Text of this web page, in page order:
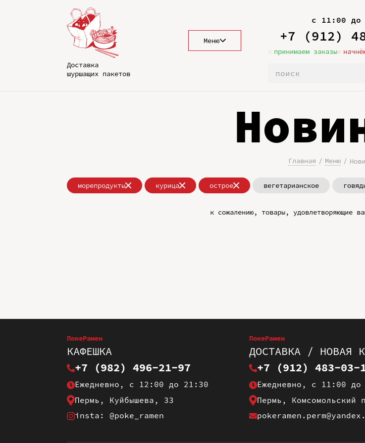
Доставка
шуршащих пакетов
Меню
с 11:00 до
+7 (912)
принимаем заказы
Главная Меню
морепродукты курица острое вегетарианское
к сожалению, товары, удовлетворяющие
ПокеРамен
КАФЕШКА
+7 (982) 496-21-97
Ежедневно, с 12:00 до 21:30
Пермь, Куйбышева, 33
insta: @poke_ramen
ПокеРамен
ДОСТАВКА / НОВАЯ
+7 (912) 483-03-
Ежедневно, с 11:00 до
Пермь, Комсомольский